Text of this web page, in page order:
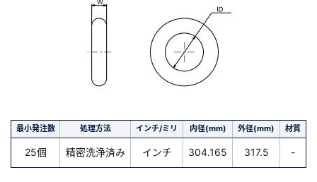
最小発注数 処理方法 インチ/ミリ 内径(mm) 外径(mm) 材質
25個 精密洗浄済み インチ 304.165 317.5 -